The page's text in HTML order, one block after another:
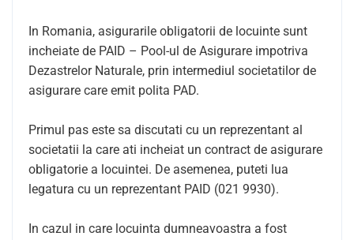
In Romania, asigurarile obligatorii de locuinte sunt
incheiate de PAID – Pool-ul de Asigurare impotriva
Dezastrelor Naturale, prin intermediul societatilor de
asigurare care emit polita PAD.
Primul pas este sa discutati cu un reprezentant al
societatii la care ati incheiat un contract de asigurare
obligatorie a locuintei. De asemenea, puteti lua
legatura cu un reprezentant PAID (021 9930).
In cazul in care locuinta dumneavoastra a fost